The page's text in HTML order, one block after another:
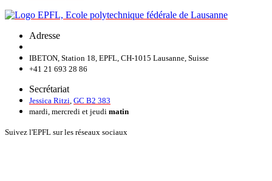
Adresse
IBETON, Station 18, EPFL, CH-1015 Lausanne, Suisse
+41 21 693 28 86
Secrétariat
Jessica Ritzi GC B2 383
mardi, mercredi et jeudi matin
Suivez l'EPFL sur les réseaux sociaux